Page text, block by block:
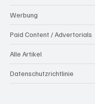
Werbung
Paid Content / Advertorials
Alle Artikel
Datenschutzrichtlinie